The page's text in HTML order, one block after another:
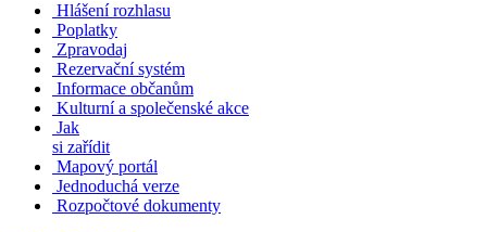
Hlášení rozhlasu
Poplatky
Zpravodaj
Rezervační systém
Informace občanům
Kulturní a společenské akce
Jak
si zařídit
Mapový portál
Jednoduchá verze
Rozpočtové dokumenty